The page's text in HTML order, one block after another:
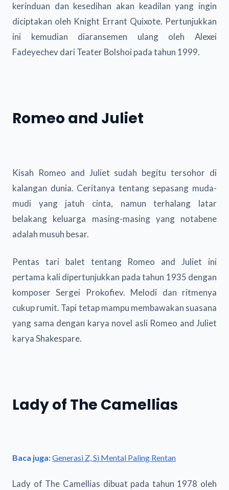
kerinduan dan kesedihan akan keadilan yang ingin
diciptakan oleh Knight Errant Quixote. Pertunjukkan
ini kemudian diaransemen ulang oleh Alexei
Fadeyechev dari Teater Bolshoi pada tahun 1999.
Romeo and Juliet
Kisah Romeo and Juliet sudah begitu tersohor di
kalangan dunia. Ceritanya tentang sepasang muda-
mudi yang jatuh cinta, namun terhalang latar
belakang keluarga masing-masing yang notabene
adalah musuh besar.
Pentas tari balet tentang Romeo and Juliet ini
pertama kali dipertunjukkan pada tahun 1935 dengan
komposer Sergei Prokofiev. Melodi dan ritmenya
cukup rumit. Tapi tetap mampu membawakan suasana
yang sama dengan karya novel asli Romeo and Juliet
karya Shakespare.
Lady of The Camellias
Baca juga:Generasi Z, Si Mental Paling Rentan
Lady of The Camellias dibuat pada tahun 1978 oleh